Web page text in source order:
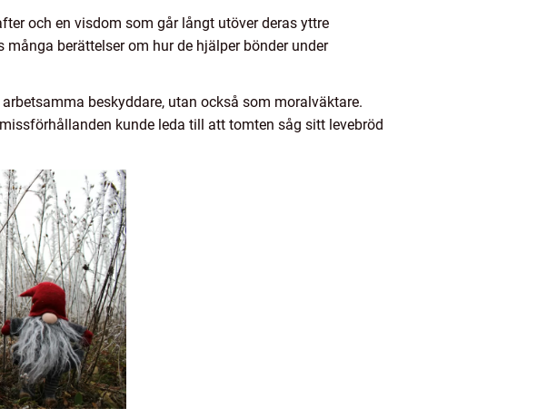
och en visdom som går långt utöver deras yttre
berättelser om hur de hjälper bönder under
beskyddare, utan också som moralväktare.
kunde leda till att tomten såg sitt levebröd